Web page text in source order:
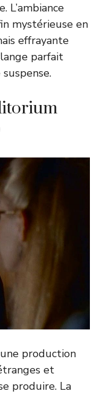
L’ambiance
mystérieuse en
effrayante
parfait
production
et
produire. La